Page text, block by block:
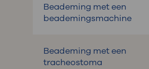
Beademing met een
beademingsmachine
Beademing met een
tracheostoma